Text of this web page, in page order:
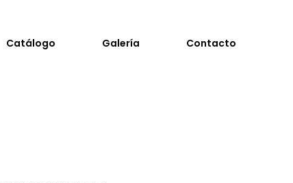
Catálogo Galería Contacto